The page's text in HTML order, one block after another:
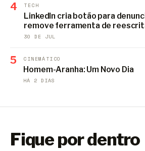
4 TECH
LinkedIn cria botão para
remove ferramenta de
30 DE JUL
5 CINEMÁTICO
Homem-Aranha: Um Novo Dia
HÁ 2 DIAS
Fique por dentro